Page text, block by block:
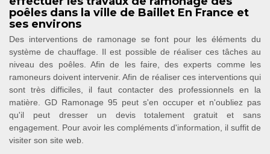
poêles dans la ville de Baillet En France et
ses environs
Des interventions de ramonage se font pour les éléments du
système de chauffage. Il est possible de réaliser ces tâches au
niveau des poêles. Afin de les faire, des experts comme les
ramoneurs doivent intervenir. Afin de réaliser ces interventions qui
sont très difficiles, il faut contacter des professionnels en la
matière. GD Ramonage 95 peut s'en occuper et n'oubliez pas
qu'il peut dresser un devis totalement gratuit et sans
engagement. Pour avoir les compléments d'information, il suffit de
visiter son site web.